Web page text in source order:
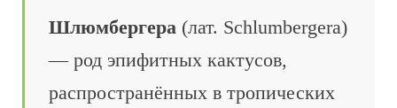
Шлюмбергера (лат. Schlumbergera)
— род эпифитных кактусов,
распространённых в тропических